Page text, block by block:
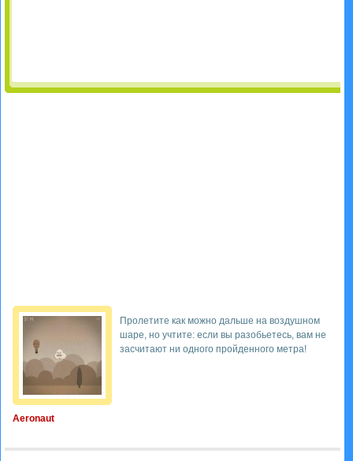
Aeronaut
Пролетите как можно дальше на воздушном
шаре, но учтите: если вы разобьетесь, вам не
засчитают ни одного пройденного метра!